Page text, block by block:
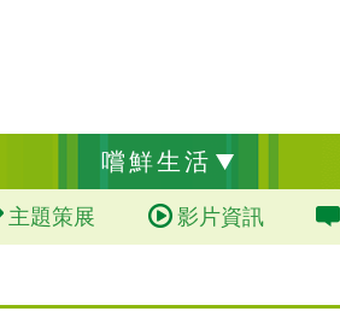
嚐鮮生活
主題策展 影片資訊